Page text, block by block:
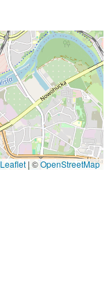
Leaflet | ©OpenStreetMap